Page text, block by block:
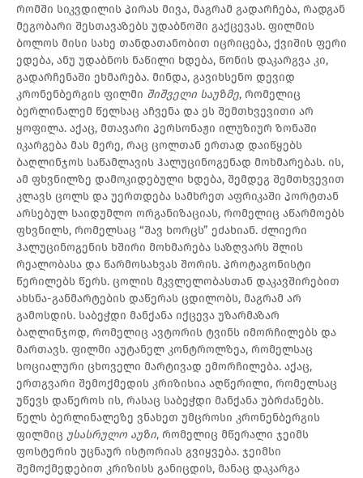
რომში სიკვდილის პირას მივა, მაგრამ გადარჩება, რადგან
მეგობარი შესთავაზებს უდაბნოში გაქცევას. ფილმის
ბოლოს მისი სახე თანდათანობით იცრიცება, ქვიშის ფერი
ედება, ანუ უდაბნოს ნაწილი ხდება, წონის დაკარგვა კი,
გადარჩენაში ეხმარება. მინდა, გავიხსენო დევიდ
კრონენბერგის ფილმი შიშველი საუზმე, რომელიც
ბერლინალემ წელსაც აჩვენა და ეს შემთხვევითი არ
ყოფილა. აქაც, მთავარი პერსონაჟი ილუზიურ ზონაში
იკარგება მას მერე, რაც ცოლთან ერთად დაიწყებს
ბაღლინჯოს საწამლავის ჰალუცინოგენად მოხმარებას. ის,
ამ ფხვნილზე დამოკიდებული ხდება, შემდეგ შემთხვევით
კლავს ცოლს და უერთდება სამხრეთ აფრიკაში პორტთან
არსებულ საიდუმლო ორგანიზაციას, რომელიც აწარმოებს
ფხვნილს, რომელსაც “შავ ხორცს” ეძახიან. ძლიერი
ჰალუცინოგენის ხშირი მოხმარება საზღვარს შლის
რეალობასა და წარმოსახვას შორის. პროტაგონისტი
წერილებს წერს. ცოლის მკვლელობასთან დაკავშირებით
ახსნა-განმარტების დაწერას ცდილობს, მაგრამ არ
გამოსდის. საბეჭდი მანქანა იქცევა უზარმაზარ
ბაღლინჯოდ, რომელიც ავტორის ტვინს იმორჩილებს და
მართავს. ფილმი აუტანელ კონტროლზეა, რომელსაც
სოციალური ცხოველი მარტივად ემორჩილება. აქაც,
ერთგვარი შემოქმედის კრიზისია აღწერილი, რომელსაც
უწევს დაწეროს ის, რასაც საბეჭდი მანქანა უბრძანებს.
წელს ბერლინალეზე ვნახეთ უმცროსი კრონენბერგის
ფილმიც უსასრულო აუზი, რომელიც მწერალი ჯეიმს
ფოსტერის უცნაურ ისტორიას გვიყვება. ჯეიმსი
შემოქმედებით კრიზისს განიცდის, მანაც დაკარგა